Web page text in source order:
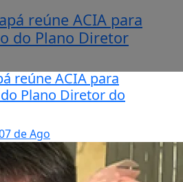
reúne ACIA para
do Plano Diretor
reúne ACIA para
Plano Diretor do
de Ago